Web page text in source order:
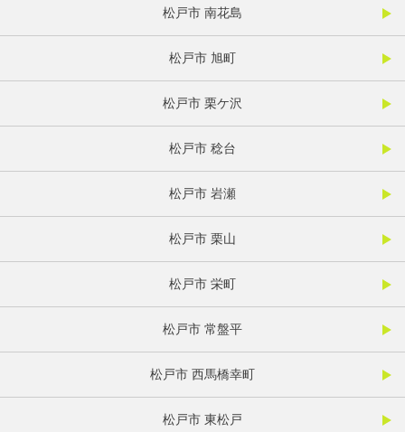
松戸市 南花島
松戸市 旭町
松戸市 栗ケ沢
松戸市 稔台
松戸市 岩瀬
松戸市 栗山
松戸市 栄町
松戸市 常盤平
松戸市 西馬橋幸町
松戸市 東松戸